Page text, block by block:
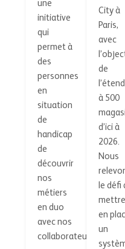
une
initiative
qui
permet à
des
personnes
en
situation
de
handicap
de
découvrir
nos
métiers
en duo
avec nos
collaborateurs.
City à
Paris,
avec
de
à 500
d’ici à
2026.
Nous
le défi
mettre
en
un